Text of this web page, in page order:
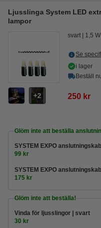
Ljusslinga System LED
lampor
2
svart 1,5 W
Se
i lager
Beställ
250 kr
Glöm inte att beställa
SYSTEM EXPO
99 kr
SYSTEM EXPO
175 kr
Glöm inte att beställa!
Vinda för ljusslingor | svart
30 kr